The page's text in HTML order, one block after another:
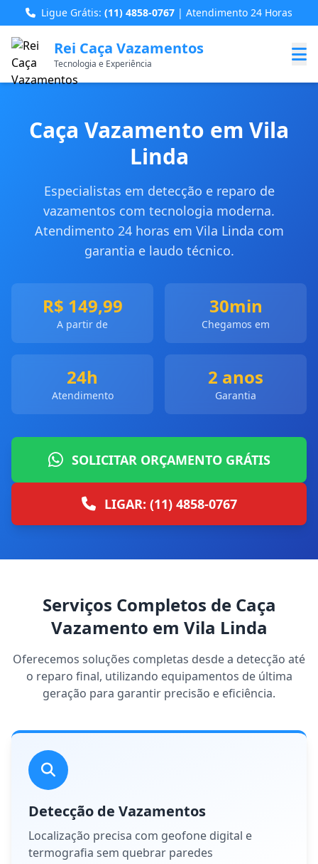
Ligue Grátis: (11) 4858-0767 | Atendimento 24 Horas
Rei Caça Vazamentos
Tecnologia e Experiência
Caça Vazamento em Vila
Linda
Especialistas em detecção e reparo de
vazamentos com tecnologia moderna.
Atendimento 24 horas em Vila Linda com
garantia e laudo técnico.
R$ 149,99
A partir de
30min
Chegamos em
24h
Atendimento
2 anos
Garantia
SOLICITAR ORÇAMENTO GRÁTIS
LIGAR: (11) 4858-0767
Serviços Completos de Caça
Vazamento em Vila Linda
Oferecemos soluções completas desde a detecção até
o reparo final, utilizando equipamentos de última
geração para garantir precisão e eficiência.
Detecção de Vazamentos
Localização precisa com geofone digital e
termografia sem quebrar paredes